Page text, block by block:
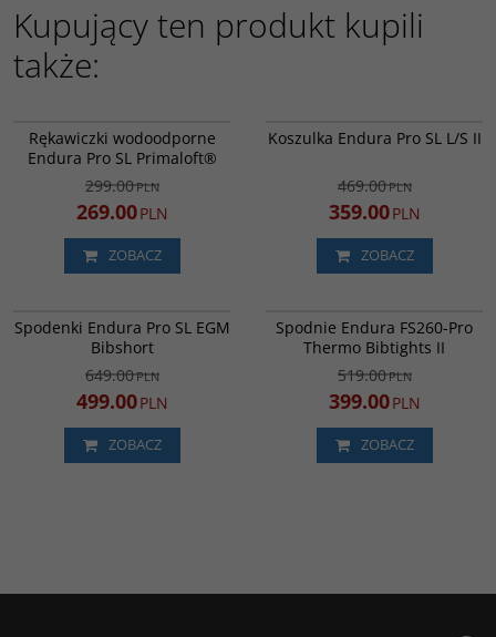
Kupujący ten produkt kupili
także:
DARMOWA DOSTAWA
Rękawiczki wodoodporne
Endura Pro SL Primaloft®
299.00PLN
269.00PLN
ZOBACZ
PROMOCJA
Koszulka Endura Pro SL L/S II
469.00PLN
359.00PLN
ZOBACZ
PROMOCJA
DARMOWA DOSTAWA
Spodenki Endura Pro SL EGM
Bibshort
649.00PLN
499.00PLN
ZOBACZ
PROMOCJA
DARMOWA DOSTAWA
Spodnie Endura FS260-Pro
Thermo Bibtights II
519.00PLN
399.00PLN
ZOBACZ